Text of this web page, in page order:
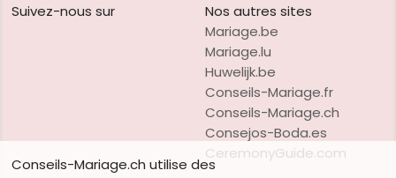
Suivez-nous sur
Nos autres sites
Mariage.be
Mariage.lu
Huwelijk.be
Conseils-Mariage.fr
Conseils-Mariage.ch
Consejos-Boda.es
CeremonyGuide.com
Conseils-Mariage.ch utilise des